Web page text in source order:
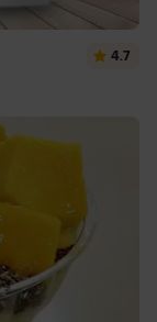
4.7